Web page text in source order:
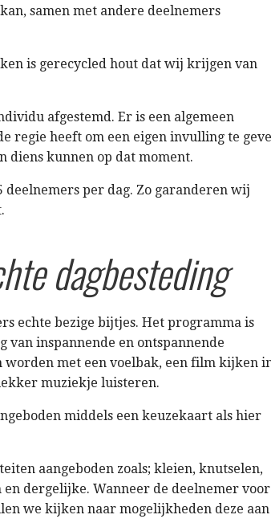
samen met andere deelnemers
is gerecycled hout dat wij krijgen van
afgestemd. Er is een algemeen
regie heeft om een eigen invulling te
diens kunnen op dat moment.
deelnemers per dag. Zo garanderen wij
dagbesteding
echte bezige bijtjes. Het programma is
van inspannende en ontspannende
worden met een voelbak, een film kijken
muziekje luisteren.
middels een keuzekaart als hier
aangeboden zoals; kleien, knutselen,
dergelijke. Wanneer de deelnemer voor
we kijken naar mogelijkheden deze aan